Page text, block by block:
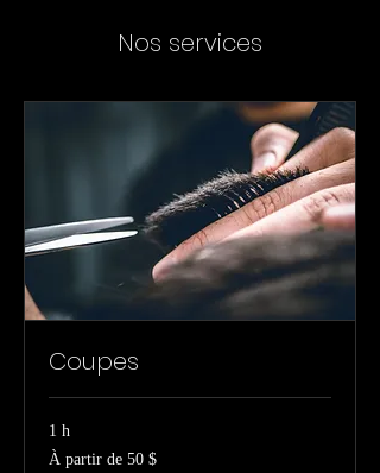
Nos services
Coupes
1 h
À
partir
À partir de 50 $